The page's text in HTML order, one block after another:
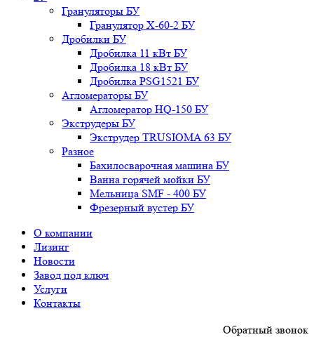
Грануляторы БУ
Гранулятор X-60-2 БУ
Дробилки БУ
Дробилка 11 кВт БУ
Дробилка 18 кВт БУ
Дробилка PSG1521 БУ
Агломераторы БУ
Агломератор HQ-150 БУ
Экструдеры БУ
Экструдер TRUSIOMA 63 БУ
Разное
Бахилосварочная машина БУ
Ванна горячей мойки БУ
Мельница SMF - 400 БУ
Фрезерный вустер БУ
О компании
Лизинг
Новости
Завод под ключ
Услуги
Контакты
Обратный звонок